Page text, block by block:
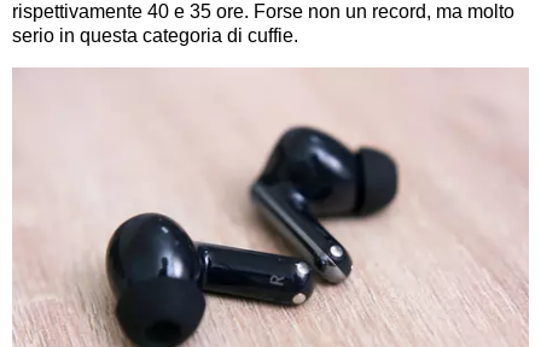
rispettivamente 40 e 35 ore. Forse non un record, ma molto
serio in questa categoria di cuffie.